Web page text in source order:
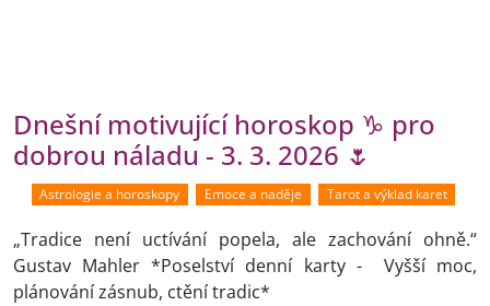
Dnešní motivující horoskop ♑ pro
dobrou náladu - 3. 3. 2026 🌷
Astrologie a horoskopy Emoce a naděje Tarot a výklad karet
„Tradice není uctívání popela, ale zachování ohně.“
Gustav Mahler *Poselství denní karty - Vyšší moc,
plánování zásnub, ctění tradic*